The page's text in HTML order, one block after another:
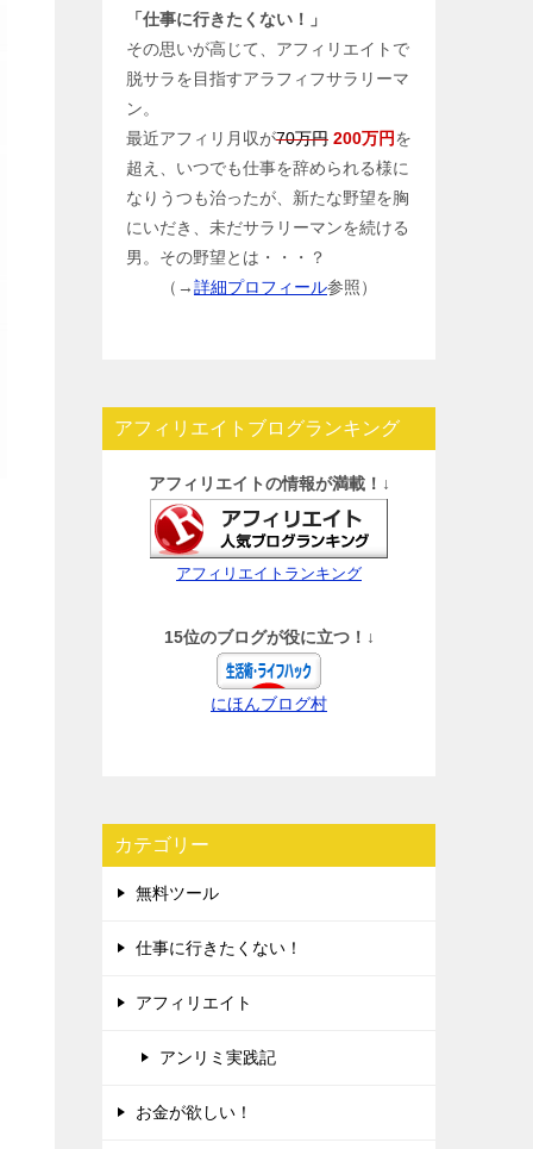
「仕事に行きたくない！」
その思いが高じて、アフィリエイトで
脱サラを目指すアラフィフサラリーマ
ン。
最近アフィリ月収が70万円 200万円を
超え、いつでも仕事を辞められる様に
なりうつも治ったが、新たな野望を胸
にいだき、未だサラリーマンを続ける
男。その野望とは・・・？
（→詳細プロフィール参照）
アフィリエイトブログランキング
アフィリエイトの情報が満載！↓
アフィリエイトランキング
15位のブログが役に立つ！↓
にほんブログ村
カテゴリー
無料ツール
仕事に行きたくない！
アフィリエイト
アンリミ実践記
お金が欲しい！